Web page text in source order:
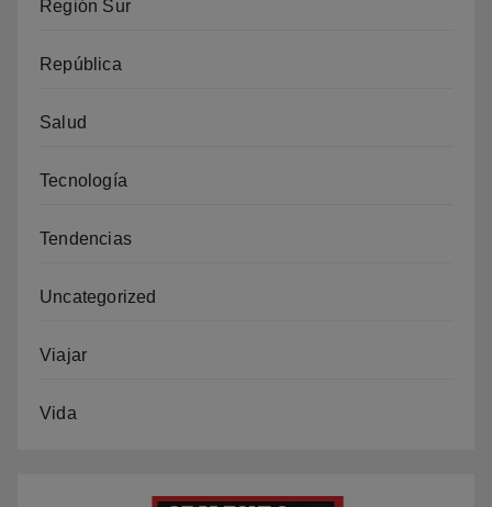
Región Sur
República
Salud
Tecnología
Tendencias
Uncategorized
Viajar
Vida